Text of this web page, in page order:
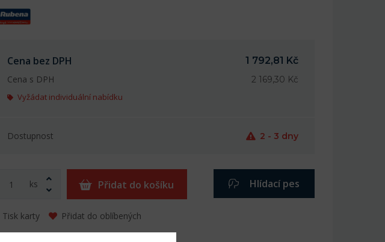
Cena bez DPH
1 792,81 Kč
Cena s DPH
2 169,30 Kč
Vyžádat individuální nabídku
Dostupnost 2 - 3 dny
ks Přidat do košíku Hlídací pes
Tisk karty Přidat do oblíbených